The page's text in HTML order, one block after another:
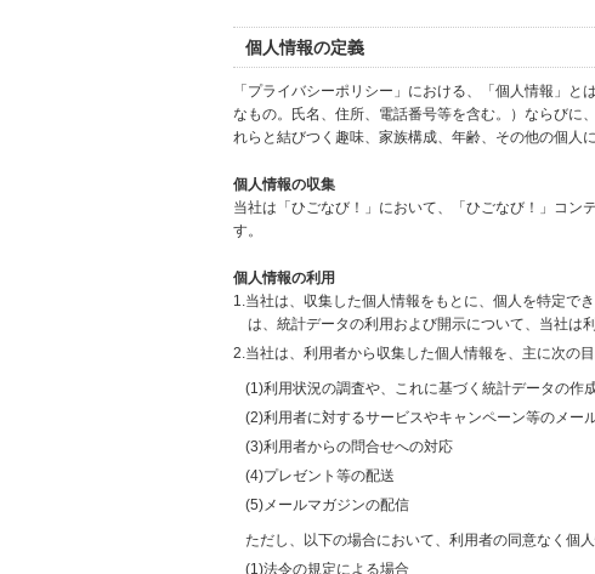
個人情報の定義
「プライバシーポリシー」における、「個人情報」
なもの。氏名、住所、電話番号等を含む。）ならびに
れらと結びつく趣味、家族構成、年齢、その他の個人
個人情報の収集
当社は「ひごなび！」において、「ひごなび！」コン
す。
個人情報の利用
1.当社は、収集した個人情報をもとに、個人を特定で
は、統計データの利用および開示について、当社は
2.当社は、利用者から収集した個人情報を、主に次の目
(1)利用状況の調査や、これに基づく統計データの作
(2)利用者に対するサービスやキャンペーン等のメー
(3)利用者からの問合せへの対応
(4)プレゼント等の配送
(5)メールマガジンの配信
ただし、以下の場合において、利用者の同意なく個
(1)法令の規定による場合